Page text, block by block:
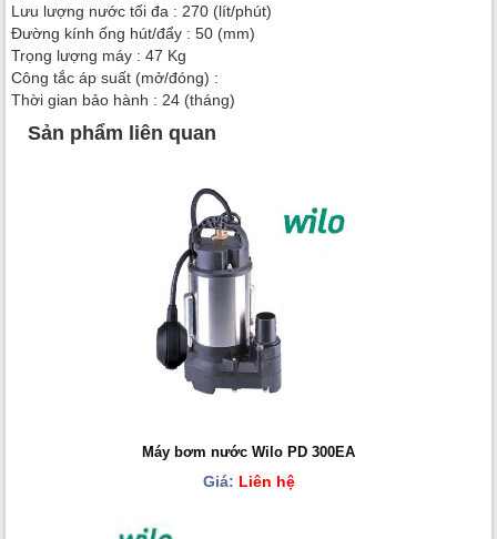
Lưu lượng nước tối đa : 270 (lít/phút)
Đường kính ống hút/đẩy : 50 (mm)
Trọng lượng máy : 47 Kg
Công tắc áp suất (mở/đóng) :
Thời gian bảo hành : 24 (tháng)
Sản phẩm liên quan
Máy bơm nước Wilo PD 300EA
Giá: Liên hệ